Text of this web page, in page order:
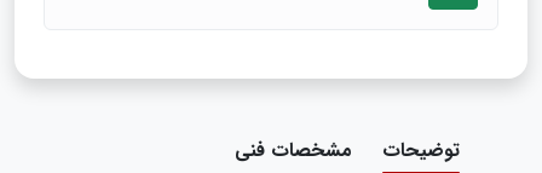
توضیحات مشخصات فنی